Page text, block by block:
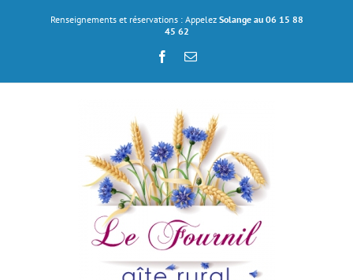
Renseignements et réservations : Appelez Solange au 06 15 88
45 62
Facebook
Email